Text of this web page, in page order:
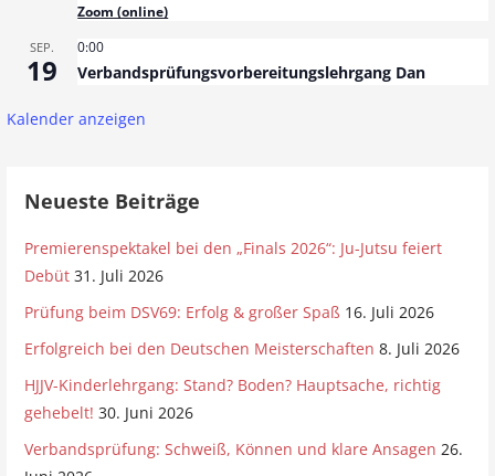
Zoom (online)
SEP.
19
0:00
Verbandsprüfungsvorbereitungslehrgang Dan
Kalender anzeigen
Neueste Beiträge
Premierenspektakel bei den „Finals 2026“: Ju-Jutsu feiert
Debüt 31. Juli 2026
Prüfung beim DSV69: Erfolg & großer Spaß 16. Juli 2026
Erfolgreich bei den Deutschen Meisterschaften 8. Juli 2026
HJJV-Kinderlehrgang: Stand? Boden? Hauptsache, richtig
gehebelt! 30. Juni 2026
Verbandsprüfung: Schweiß, Können und klare Ansagen 26.